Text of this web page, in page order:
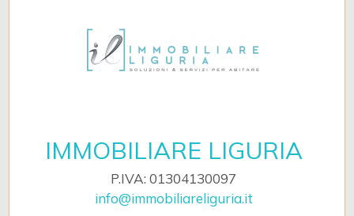
IMMOBILIARE LIGURIA
P.IVA: 01304130097
info@immobiliareliguria.it